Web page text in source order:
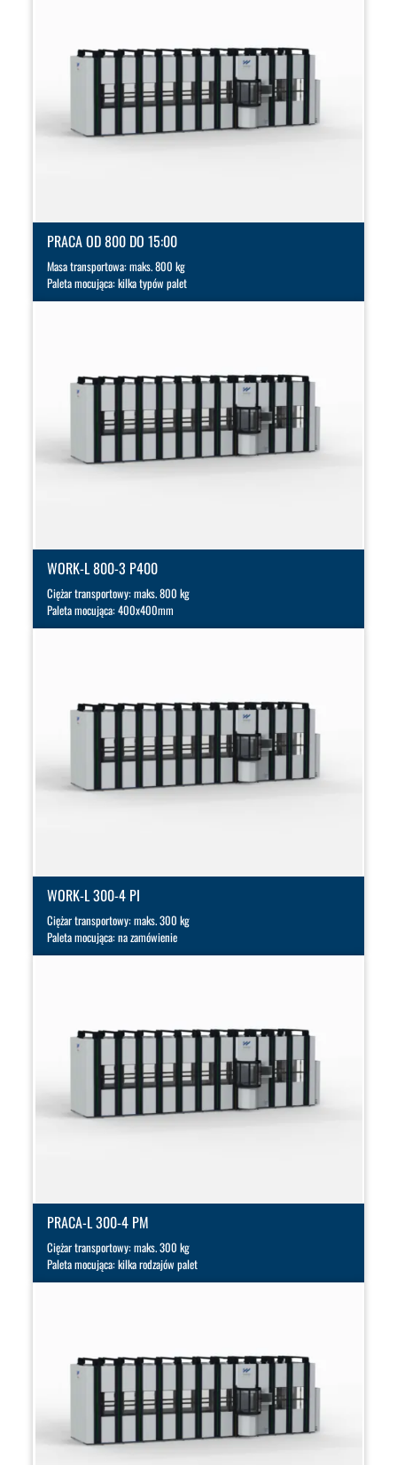
PRACA OD 800 DO 15:00
Masa transportowa: maks. 800 kg
Paleta mocująca: kilka typów palet
WORK-L 800-3 P400
Ciężar transportowy: maks. 800 kg
Paleta mocująca: 400x400mm
WORK-L 300-4 PI
Ciężar transportowy: maks. 300 kg
Paleta mocująca: na zamówienie
PRACA-L 300-4 PM
Ciężar transportowy: maks. 300 kg
Paleta mocująca: kilka rodzajów palet